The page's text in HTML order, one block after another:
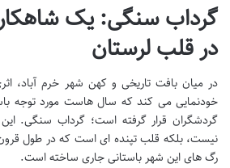
گرداب سنگی: یک شاهکار
در قلب لرستان
در میان بافت تاریخی و کهن شهر خرم آباد،
خودنمایی می کند که سال هاست مورد توجه
گردشگران قرار گرفته است؛ گرداب سنگی. این
نیست، بلکه قلب تپنده ای است که در طول
رگ های این شهر باستانی جاری ساخته است.